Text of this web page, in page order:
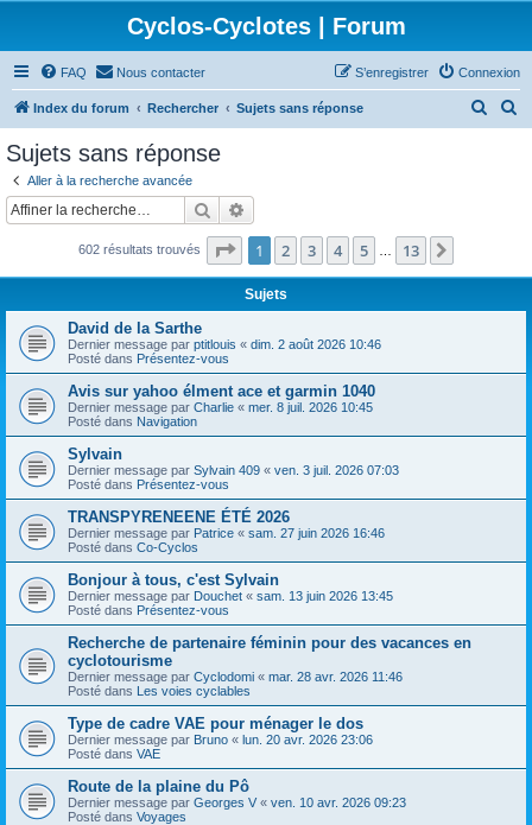
Cyclos-Cyclotes | Forum
FAQ Nous contacter Connexion
S’enregistrer
Index du forum Rechercher Sujets sans réponse
c
c
Sujets sans réponse
Aller à la recherche avancée
Rechercher
602 résultats trouvés Page 1sur13
1 2 3 4 5 13
Sujets
David de la Sarthe
Dernier message par ptitlouis « dim. 2 août 2026 10:46
Posté dans Présentez-vous
Avis sur yahoo élment ace et garmin 1040
Dernier message par Charlie « mer. 8 juil. 2026 10:45
Posté dans Navigation
Sylvain
Dernier message par Sylvain 409 « ven. 3 juil. 2026 07:03
Posté dans Présentez-vous
TRANSPYRENEENE ÉTÉ 2026
Dernier message par Patrice « sam. 27 juin 2026 16:46
Posté dans Co-Cyclos
Bonjour à tous, c'est Sylvain
Dernier message par Douchet « sam. 13 juin 2026 13:45
Posté dans Présentez-vous
Recherche de partenaire féminin pour des vacances en
cyclotourisme
Dernier message par Cyclodomi « mar. 28 avr. 2026 11:46
Posté dans Les voies cyclables
Type de cadre VAE pour ménager le dos
Dernier message par Bruno « lun. 20 avr. 2026 23:06
Posté dans VAE
Route de la plaine du Pô
Dernier message par Georges V « ven. 10 avr. 2026 09:23
Posté dans Voyages